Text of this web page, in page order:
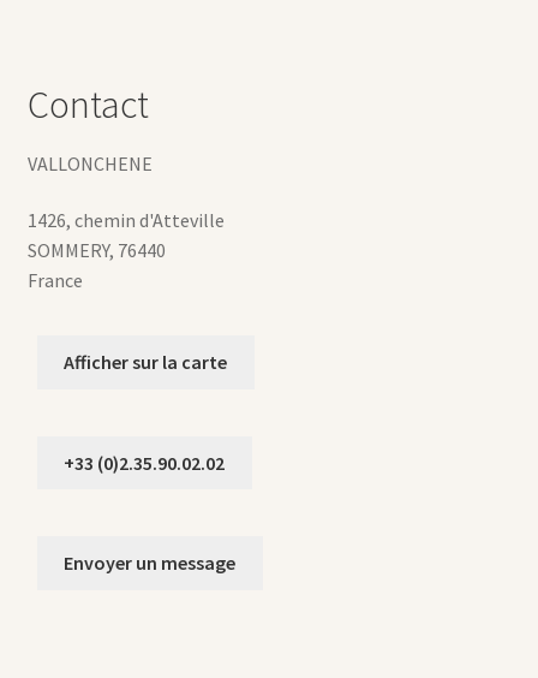
Contact
VALLONCHENE
1426, chemin d'Atteville
SOMMERY, 76440
France
Afficher sur la carte
+33 (0)2.35.90.02.02
Envoyer un message